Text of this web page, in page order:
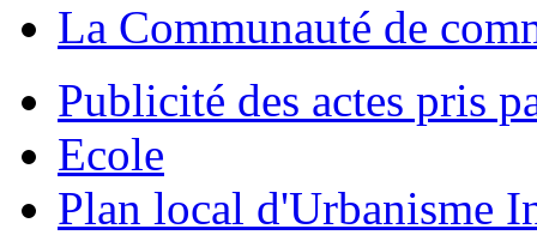
La Communauté de
Publicité des actes pris
Ecole
Plan local d'Urbanisme